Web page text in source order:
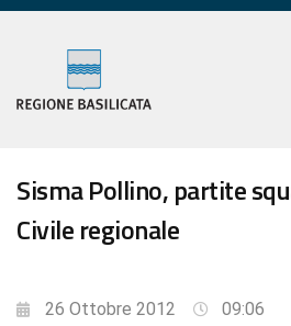
Sisma Pollino, partite
Civile regionale
26 Ottobre 2012
09:06